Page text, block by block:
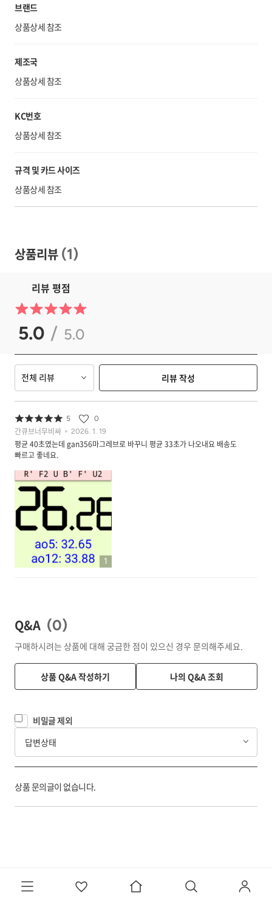
브랜드
상품상세 참조
제조국
상품상세 참조
KC번호
상품상세 참조
규격 및 카드 사이즈
상품상세 참조
상품리뷰 (1)
리뷰 평점
5.0 / 5.0
전체 리뷰 리뷰 작성
5 0
간큐브너무비싸 2026. 1. 19
평균 40초였는데 gan356마그레브로 바꾸니 평균 33초가 나오내요 배송도
빠르고 좋네요.
1
Q&A (0)
구매하시려는 상품에 대해 궁금한 점이 있으신 경우 문의해주세요.
상품 Q&A 작성하기 나의 Q&A 조회
비밀글 제외
답변상태
상품 문의글이 없습니다.
반품/교환 정보
코리아보드게임즈 반품/교환 안내입니다.